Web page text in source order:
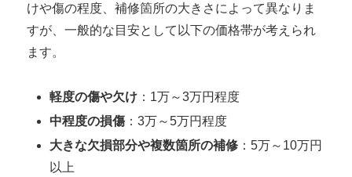
けや傷の程度、補修箇所の大きさによって異なりま
すが、一般的な目安として以下の価格帯が考えられ
ます。
軽度の傷や欠け：1万～3万円程度
中程度の損傷：3万～5万円程度
大きな欠損部分や複数箇所の補修：5万～10万円
以上